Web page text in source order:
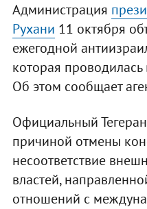
Администрация
Рухани 11 октября
ежегодной
которая проводилась
Об этом сообщает
Официальный
причиной отмены
несоответствие
властей,
отношений с